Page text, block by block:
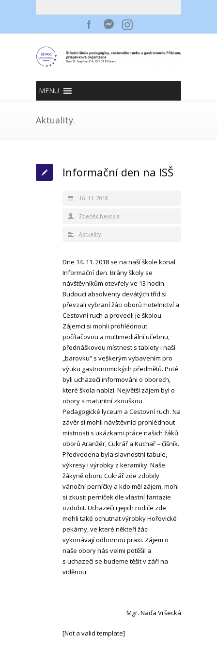
MENU
Aktuality.
Informační den na ISŠ
16. 11. 2018
Zdeněk Nevrkla
Aktuality
Dne 14. 11. 2018 se na naší škole konal
Informační den. Brány školy se
návštěvníkům otevřely ve 13 hodin.
Budoucí absolventy devátých tříd si
převzali vybraní žáci oborů Hotelnictví a
Cestovní ruch a provedli je školou.
Zájemci si mohli prohlédnout
počítačovou a multimediální učebnu,
přednáškovou místnost s tablety i naší
„barovku“ s veškerým vybavením pro
výuku gastronomických předmětů. Poté
byli uchazeči informováni o oborech,
které škola nabízí. Největší zájem byl o
obory s maturitní zkouškou
Pedagogické lyceum a Cestovní ruch. Na
závěr si mohli návštěvníci prohlédnout
místnosti s ukázkami práce našich žáků
oborů Aranžér, Cukrář a Kuchař – číšník.
Předvedena byla slavnostní tabule,
výkresy i výrobky z keramiky. Naše
žákyně oboru Cukrář zde zdobily
vánoční perníčky a kdo měl zájem, mohl
si zkusit perníček dle vlastní fantazie
ozdobit. Uchazeči i jejich rodiče zde
mohli také ochutnat výrobky Hořovické
pekárny, ve které někteří žáci
vykonávají odbornou praxi. Zájem o
naše obory nás velmi potěšil a
s uchazeči se budeme těšit v září na
viděnou.
Mgr. Naďa Vršecká
[Not a valid template]